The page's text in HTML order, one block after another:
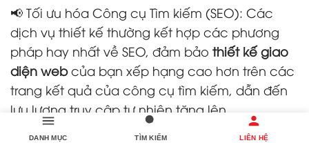
📢 Tối ưu hóa Công cụ Tìm kiếm (SEO): Các
dịch vụ thiết kế thường kết hợp các phương
pháp hay nhất về SEO, đảm bảo thiết kế giao
diện webcủa bạn xếp hạng cao hơn trên các
trang kết quả của công cụ tìm kiếm, dẫn đến
lưu lượng truy cập tự nhiên tăng lên.
🎮 Tỷ lệ Chuyển đổi Tăng cao: Một lập trình
DANH MỤC TÌM KIẾM LIÊN HỆ